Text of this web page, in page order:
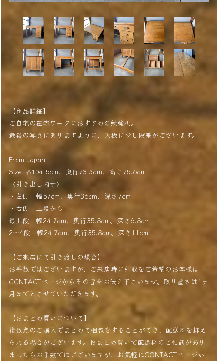
【商品詳細】
ご自宅の在宅ワークにおすすめの勉強机。
最後の写真にありますように、天板に少し段差がございます。
From:Japan
Size:幅104.5cm、奥行73.3cm、高さ75.6cm
〈引き出し内寸〉
・左側 幅57cm、奥行36cm、深さ7cm
・右側 上段から
最上段 幅24.7cm、奥行35.8cm、深さ6.8cm
2〜4段 幅24.7cm、奥行35.8cm、深さ11cm
-------------------------------------------------
【ご来店にて引き渡しの場合】
お手数ではございますが、ご来店時に引取をご希望のお客様は
CONTACTページからその旨をお伝え下さいませ。取り置きは1ヶ
月までとさせていただきます。
【おまとめ買いについて】
複数点のご購入でまとめて梱包をすることができ、配送料を抑え
られる場合がございます。おまとめ買いで配送料のご相談があり
ましたらお手数ではございますが、お気軽にCONTACTページか